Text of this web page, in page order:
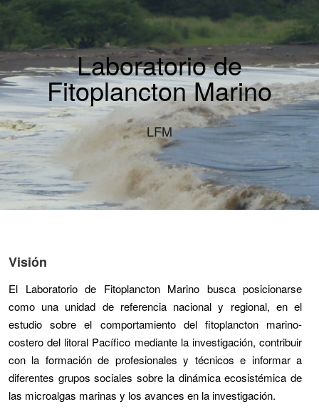
Laboratorio de
Fitoplancton Marino
LFM
Visión
El Laboratorio de Fitoplancton Marino busca posicionarse
como una unidad de referencia nacional y regional, en el
estudio sobre el comportamiento del fitoplancton marino-
costero del litoral Pacífico mediante la investigación, contribuir
con la formación de profesionales y técnicos e informar a
diferentes grupos sociales sobre la dinámica ecosistémica de
las microalgas marinas y los avances en la investigación.